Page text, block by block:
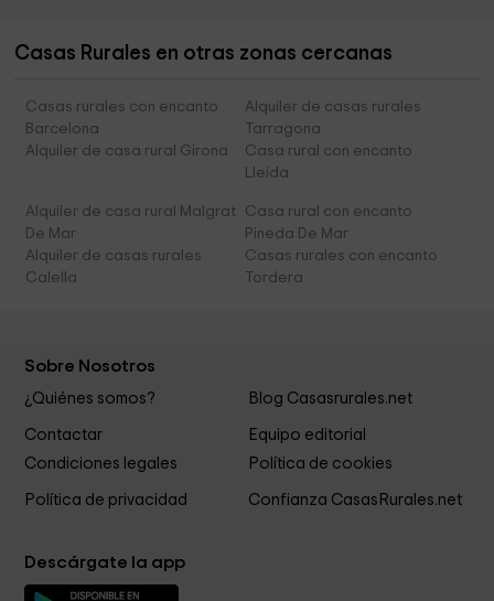
Casas Rurales en otras zonas cercanas
Casas rurales con encanto
Barcelona
Alquiler de casas rurales
Tarragona
Alquiler de casa rural Girona
Casa rural con encanto
Lleida
Alquiler de casa rural Malgrat
De Mar
Casa rural con encanto
Pineda De Mar
Alquiler de casas rurales
Calella
Casas rurales con encanto
Tordera
Sobre Nosotros
¿Quiénes somos? Blog Casasrurales.net
Contactar
Equipo editorial
Condiciones legales
Política de cookies
Política de privacidad Confianza CasasRurales.net
Descárgate la app